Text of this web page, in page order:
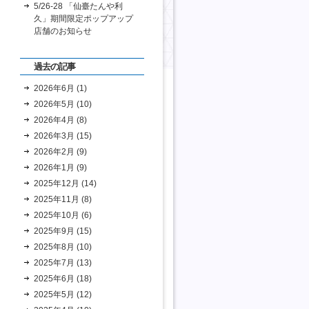
5/26-28 「仙臺たんや利
久」期間限定ポップアップ
店舗のお知らせ
過去の記事
2026年6月 (1)
2026年5月 (10)
2026年4月 (8)
2026年3月 (15)
2026年2月 (9)
2026年1月 (9)
2025年12月 (14)
2025年11月 (8)
2025年10月 (6)
2025年9月 (15)
2025年8月 (10)
2025年7月 (13)
2025年6月 (18)
2025年5月 (12)